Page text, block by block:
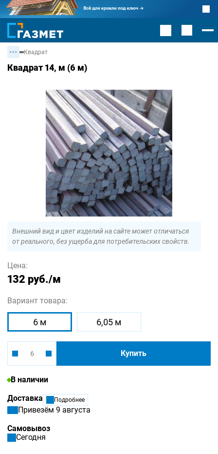
Квадрат
Квадрат 14, м (6 м)
Внешний вид и цвет изделий на сайте может отличаться
от реального, без ущерба для потребительских свойств.
Вариант товара:
6 м 6,05 м
Цена:
132 руб./м
Купить
В наличии
Доставка
Подробнее
Привезём 9 августа
Самовывоз
Сегодня